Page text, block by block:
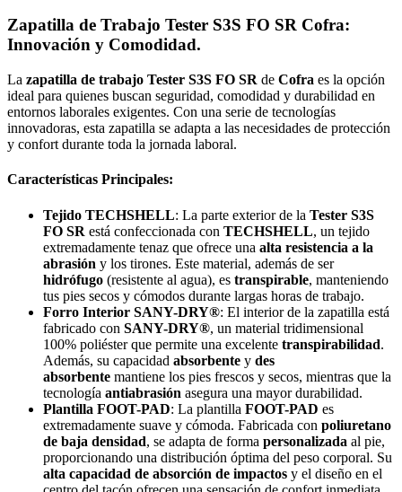
Zapatilla de Trabajo Tester S3S FO SR Cofra:
Innovación y Comodidad.
La zapatilla de trabajo Tester S3S FO SR de Cofra es la opción
ideal para quienes buscan seguridad, comodidad y durabilidad en
entornos laborales exigentes. Con una serie de tecnologías
innovadoras, esta zapatilla se adapta a las necesidades de protección
y confort durante toda la jornada laboral.
Características Principales:
Tejido TECHSHELL: La parte exterior de la Tester S3S
FO SR está confeccionada con TECHSHELL, un tejido
extremadamente tenaz que ofrece una alta resistencia a la
abrasión y los tirones. Este material, además de ser
hidrófugo (resistente al agua), es transpirable, manteniendo
tus pies secos y cómodos durante largas horas de trabajo.
Forro Interior SANY-DRY®: El interior de la zapatilla está
fabricado con SANY-DRY®, un material tridimensional
100% poliéster que permite una excelente transpirabilidad.
Además, su capacidad absorbente y des
absorbente mantiene los pies frescos y secos, mientras que la
tecnología antiabrasión asegura una mayor durabilidad.
Plantilla FOOT-PAD: La plantilla FOOT-PAD es
extremadamente suave y cómoda. Fabricada con poliuretano
de baja densidad, se adapta de forma personalizada al pie,
proporcionando una distribución óptima del peso corporal. Su
alta capacidad de absorción de impactos y el diseño en el